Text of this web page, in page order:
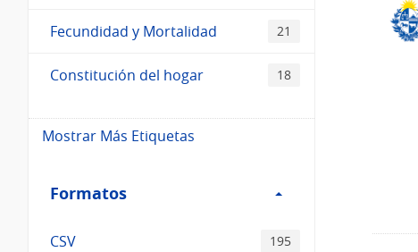
Fecundidad y Mortalidad 21
Constitución del hogar 18
Mostrar Más Etiquetas
Formatos
Formatos
CSV 195